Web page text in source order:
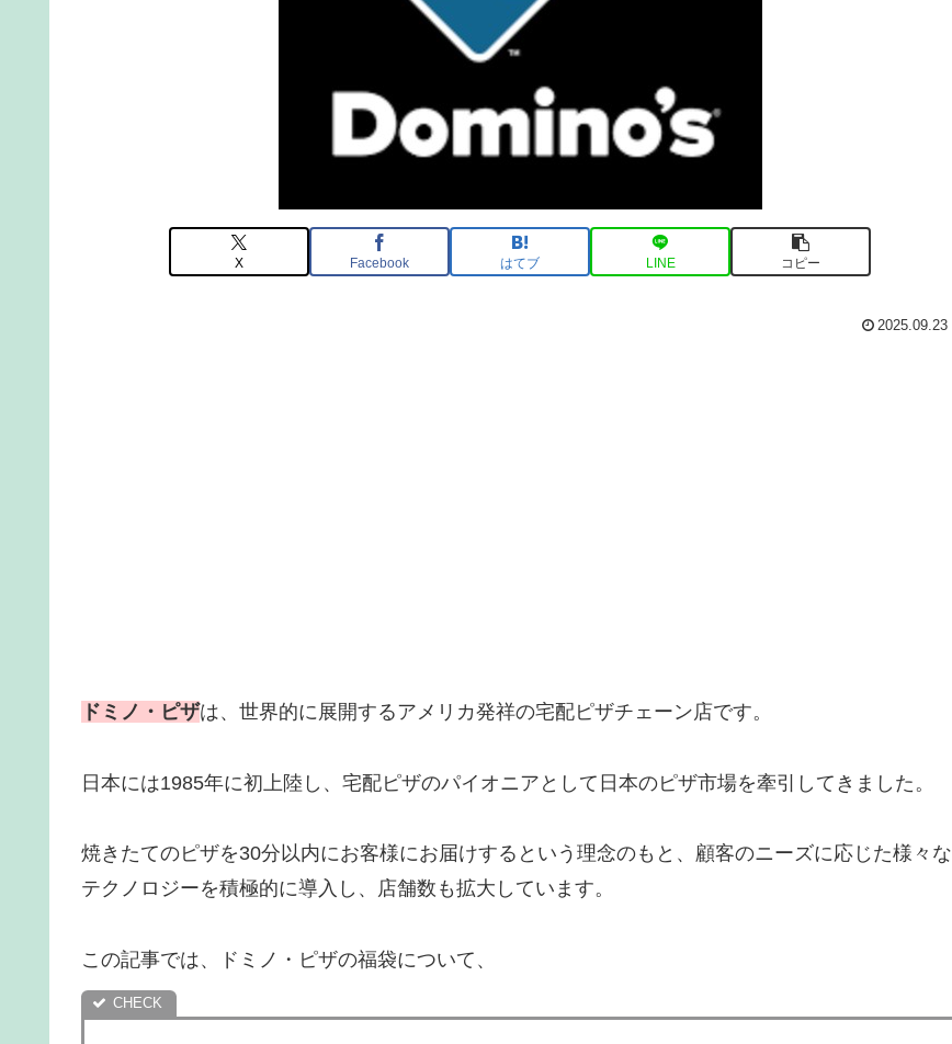
X Facebook はてブ LINE コピー
2025.09.23
ドミノ・ピザは、世界的に展開するアメリカ発祥の宅配ピザチェーン店です。
日本には1985年に初上陸し、宅配ピザのパイオニアとして日本のピザ市場を牽引してきました。
焼きたてのピザを30分以内にお客様にお届けするという理念のもと、顧客のニーズに応じた様々な
テクノロジーを積極的に導入し、店舗数も拡大しています。
この記事では、ドミノ・ピザの福袋について、